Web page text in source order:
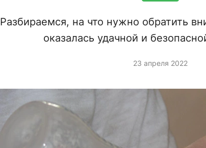
Разбираемся, на что нужно обратить
оказалась удачной и
23 апреля 2022